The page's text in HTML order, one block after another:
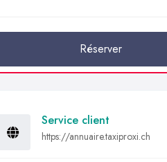
Réserver
Service client
https://annuaire.taxiproxi.ch